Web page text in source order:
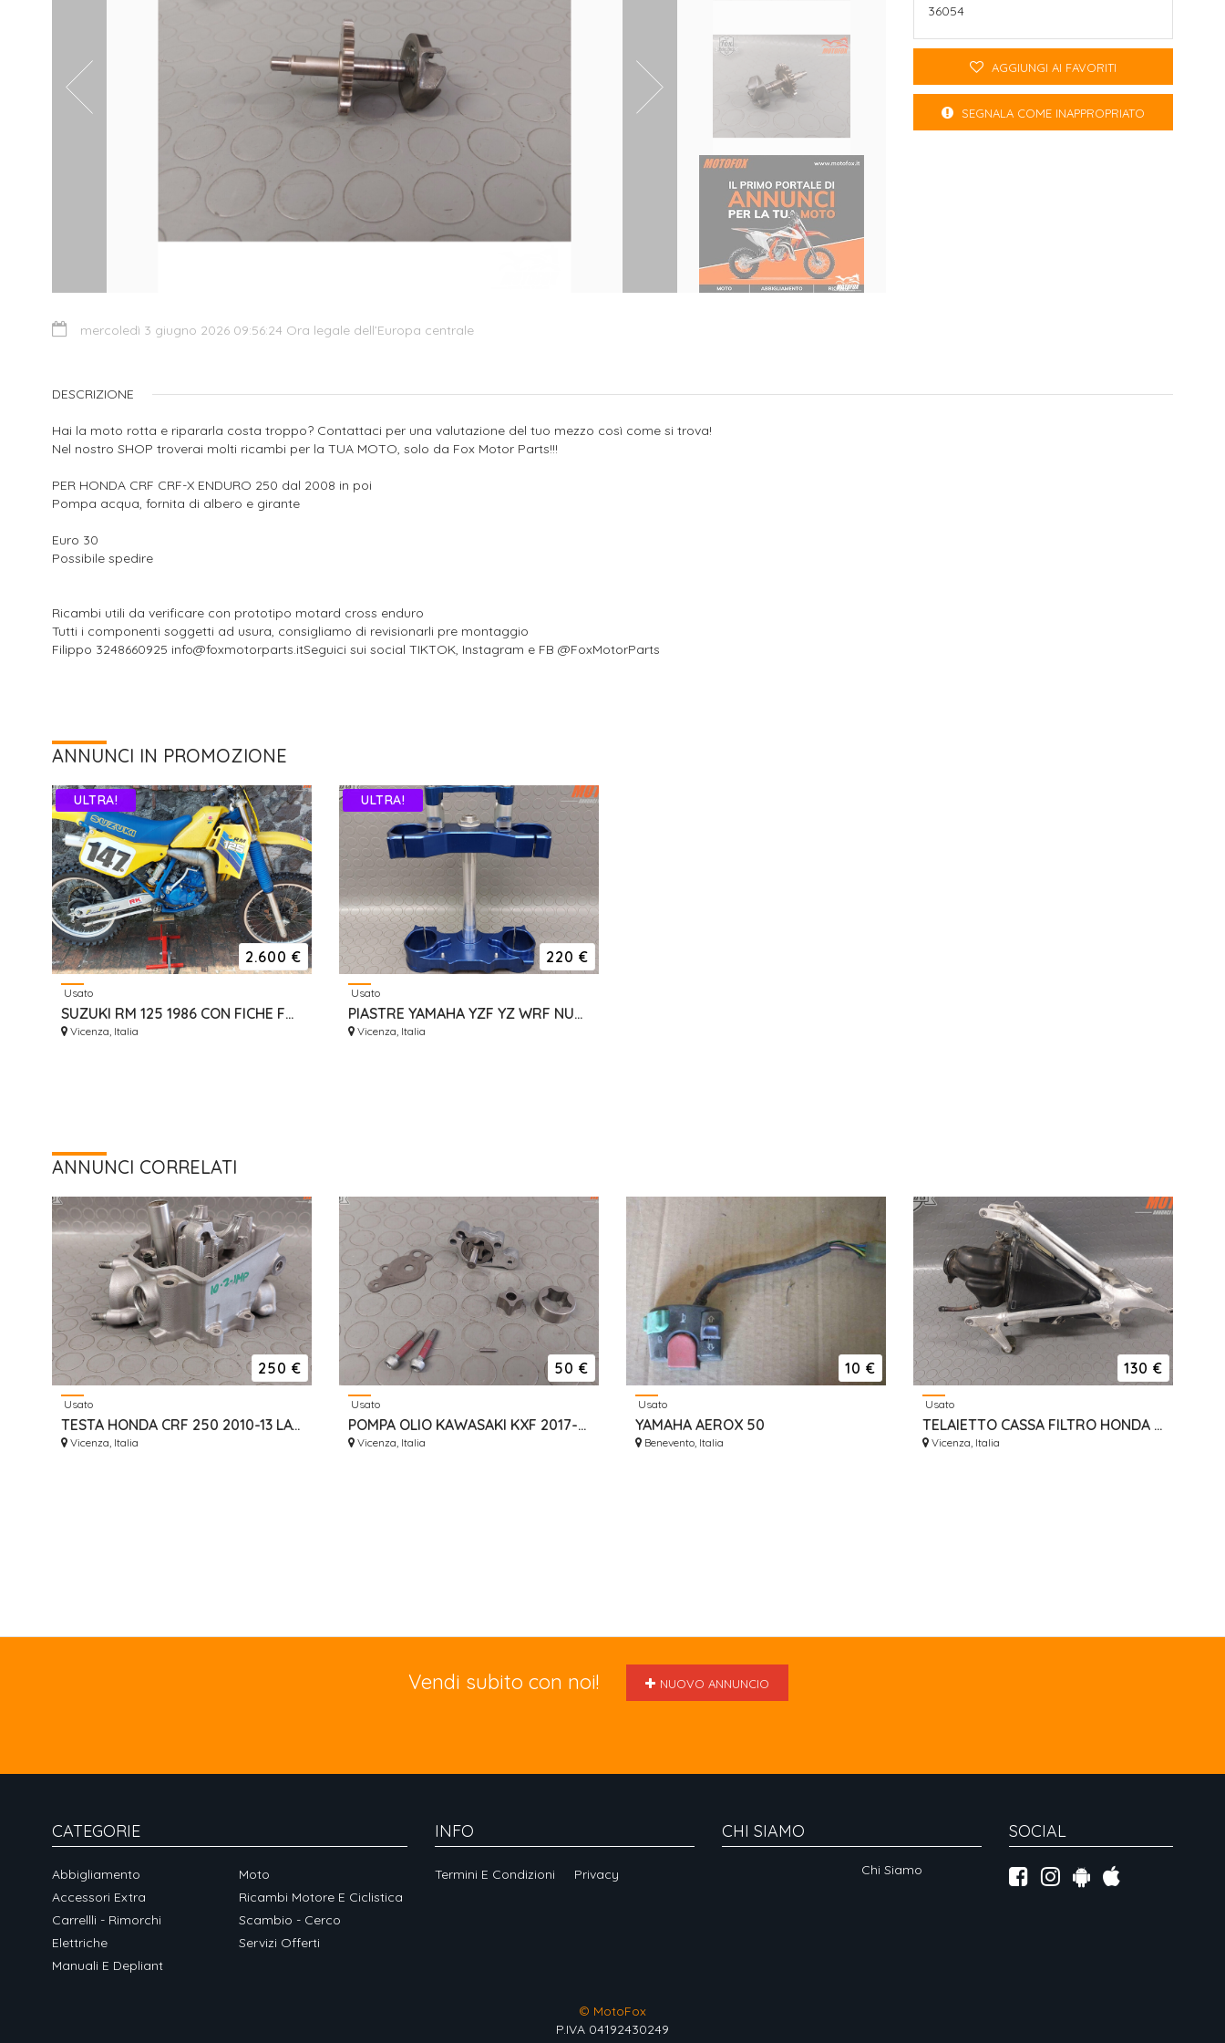
36054
AGGIUNGI AI FAVORITI
SEGNALA COME INAPPROPRIATO
mercoledì 3 giugno 2026 09:56:24 Ora legale dell’Europa centrale
DESCRIZIONE
Hai la moto rotta e ripararla costa troppo? Contattaci per una valutazione del tuo mezzo così come si trova!
Nel nostro SHOP troverai molti ricambi per la TUA MOTO, solo da Fox Motor Parts!!!
PER HONDA CRF CRF-X ENDURO 250 dal 2008 in poi
Pompa acqua, fornita di albero e girante
Euro 30
Possibile spedire
Ricambi utili da verificare con prototipo motard cross enduro
Tutti i componenti soggetti ad usura, consigliamo di revisionarli pre montaggio
Filippo 3248660925 info@foxmotorparts.itSeguici sui social TIKTOK, Instagram e FB @FoxMotorParts
ANNUNCI IN PROMOZIONE
2.600 €
ULTRA!
Usato
SUZUKI RM 125 1986 CON FICHE FMI DA VETRINA
Vicenza, Italia
220 €
ULTRA!
Usato
PIASTRE YAMAHA YZF YZ WRF NUOVE ERGAL GECO RISER
Vicenza, Italia
ANNUNCI CORRELATI
250 €
Usato
TESTA HONDA CRF 250 2010-13 LAVORATA JTECH TESTATA 2
Vicenza, Italia
50 €
Usato
POMPA OLIO KAWASAKI KXF 2017-2026
Vicenza, Italia
10 €
Usato
YAMAHA AEROX 50
Benevento, Italia
130 €
Usato
TELAIETTO CASSA FILTRO HONDA CRF 250 2014/2017
Vicenza, Italia
Vendi subito con noi! NUOVO ANNUNCIO
CATEGORIE
Abbigliamento
Accessori Extra
Carrellli - Rimorchi
Elettriche
Manuali E Depliant
Moto
Ricambi Motore E Ciclistica
Scambio - Cerco
Servizi Offerti
INFO
Termini E Condizioni Privacy
CHI SIAMO
Chi Siamo
SOCIAL
© MotoFox
P.IVA 04192430249